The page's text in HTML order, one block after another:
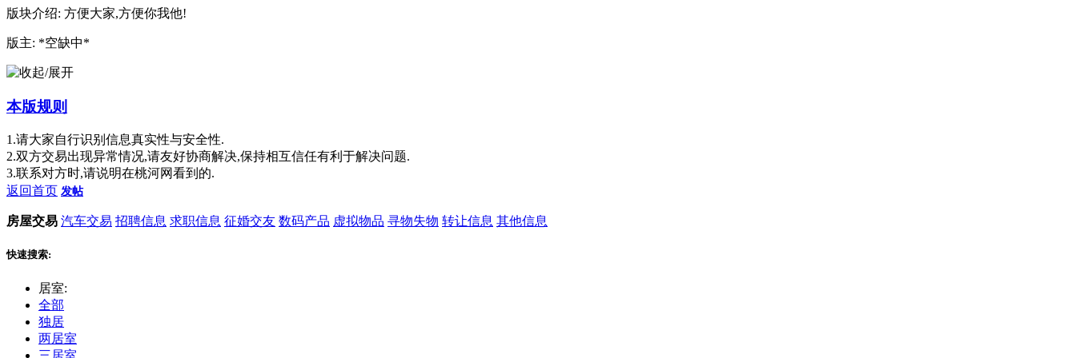
版块介绍: 方便大家,方便你我他!
版主: *空缺中*
本版规则
1.请大家自行识别信息真实性与安全性.
2.双方交易出现异常情况,请友好协商解决,保持相互信任有利于解决问题.
3.联系对方时,请说明在桃河网看到的.
返回首页 发帖
房屋交易 汽车交易 招聘信息 求职信息 征婚交友 数码产品 虚拟物品 寻物失物 转让信息 其他信息
快速搜索:
居室:
全部
独居
两居室
三居室